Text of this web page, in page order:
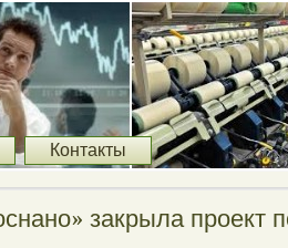
Контакты
закрыла проект